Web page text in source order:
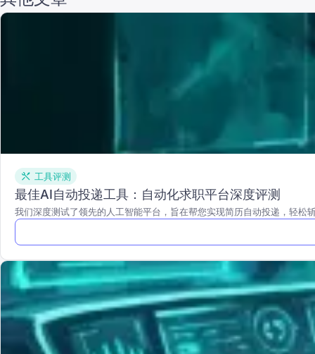
工具评测
最佳AI自动投递工具：自动化求职平台深度评测
我们深度测试了领先的人工智能平台，旨在帮您实现简历自动投递，轻松